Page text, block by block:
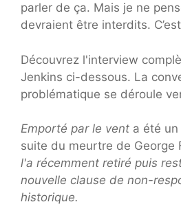
parler de ça. Mais je ne
devraient être interdits.
Découvrez l'interview
Jenkins ci-dessous. La
problématique se déroule
Emporté par le vent a été
suite du meurtre de George
l'a récemment retiré puis
nouvelle clause de non-
historique.